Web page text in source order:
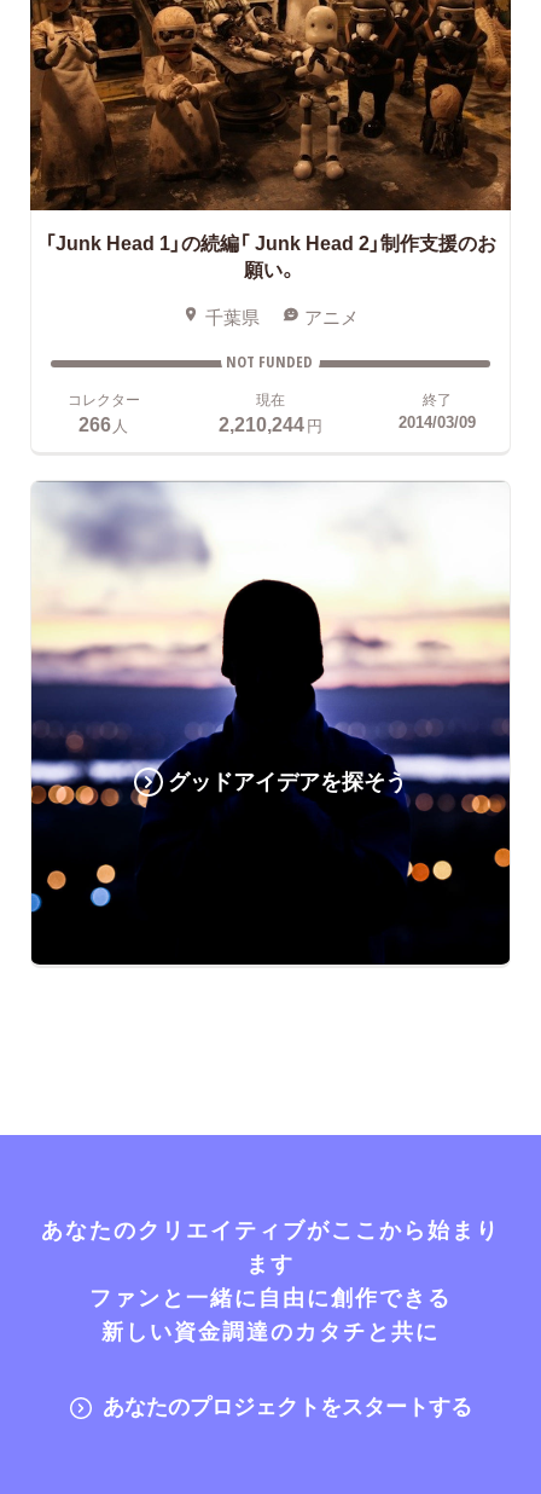
「Junk Head 1」の続編「 Junk Head 2」制作支援のお
願い。
千葉県 アニメ
NOT FUNDED
コレクター
266 人
現在
2,210,244円
終了
2014/03/09
グッドアイデアを探そう
あなたのクリエイティブがここから始まり
ます
ファンと一緒に自由に創作できる
新しい資金調達のカタチと共に
あなたのプロジェクトをスタートする